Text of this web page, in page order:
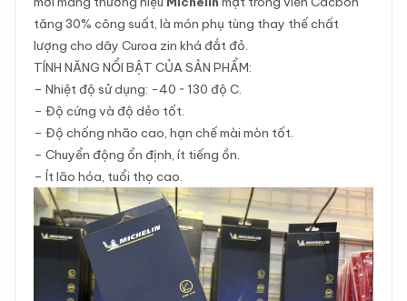
tăng 30% công suất, là món phụ tùng thay thế chất
lượng cho dây Curoa zin khá đắt đỏ.
TÍNH NĂNG NỔI BẬT CỦA SẢN PHẨM:
– Nhiệt độ sử dụng: -40 ~ 130 độ C.
– Độ cứng và độ dẻo tốt.
– Độ chống nhão cao, hạn chế mài mòn tốt.
– Chuyển động ổn định, ít tiếng ồn.
– Ít lão hóa, tuổi thọ cao.